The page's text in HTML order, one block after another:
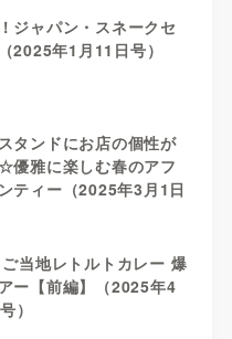
ジャパン・スネークセ
2025年1月11日号）
タンドにお店の個性が
優雅に楽しむ春のアフ
ティー（2025年3月1日
当地レトルトカレー 爆
ー【前編】（2025年4
）